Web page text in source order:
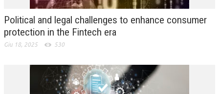
DIRITTO PENALE D’IMPRESA
DIRITTO DEL LAVORO
DIRITTO DEL WEB
DIRITTO DELLE IMPRESE IN CRISI
Political and legal challenges to enhance consumer
protection in the Fintech era
Giu 18, 2025 530